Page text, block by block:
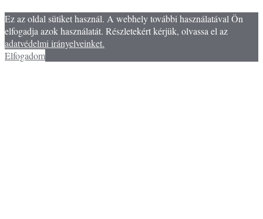
Ez az oldal sütiket használ. A webhely további használatával Ön
elfogadja azok használatát. Részletekért kérjük, olvassa el az
adatvédelmi irányelveinket.
Elfogadom